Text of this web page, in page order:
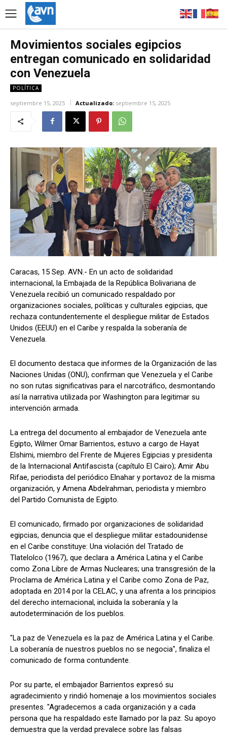
Movimientos sociales egipcios
entregan comunicado en solidaridad
con Venezuela
POLÍTICA
septiembre 15, 2025 Actualizado: septiembre 15, 2025
Caracas, 15 Sep. AVN.- En un acto de solidaridad
internacional, la Embajada de la República Bolivariana de
Venezuela recibió un comunicado respaldado por
organizaciones sociales, políticas y culturales egipcias, que
rechaza contundentemente el despliegue militar de Estados
Unidos (EEUU) en el Caribe y respalda la soberanía de
Venezuela.
El documento destaca que informes de la Organización de las
Naciones Unidas (ONU), confirman que Venezuela y el Caribe
no son rutas significativas para el narcotráfico, desmontando
así la narrativa utilizada por Washington para legitimar su
intervención armada.
La entrega del documento al embajador de Venezuela ante
Egipto, Wilmer Omar Barrientos, estuvo a cargo de Hayat
Elshimi, miembro del Frente de Mujeres Egipcias y presidenta
de la Internacional Antifascista (capítulo El Cairo); Amir Abu
Rifae, periodista del periódico Elnahar y portavoz de la misma
organización, y Amena Abdelrahman, periodista y miembro
del Partido Comunista de Egipto.
El comunicado, firmado por organizaciones de solidaridad
egipcias, denuncia que el despliegue militar estadounidense
en el Caribe constituye: Una violación del Tratado de
Tlatelolco (1967), que declara a América Latina y el Caribe
como Zona Libre de Armas Nucleares; una transgresión de la
Proclama de América Latina y el Caribe como Zona de Paz,
adoptada en 2014 por la CELAC, y una afrenta a los principios
del derecho internacional, incluida la soberanía y la
autodeterminación de los pueblos.
"La paz de Venezuela es la paz de América Latina y el Caribe.
La soberanía de nuestros pueblos no se negocia", finaliza el
comunicado de forma contundente.
Por su parte, el embajador Barrientos expresó su
agradecimiento y rindió homenaje a los movimientos sociales
presentes. "Agradecemos a cada organización y a cada
persona que ha respaldado este llamado por la paz. Su apoyo
demuestra que la verdad prevalece sobre las falsas